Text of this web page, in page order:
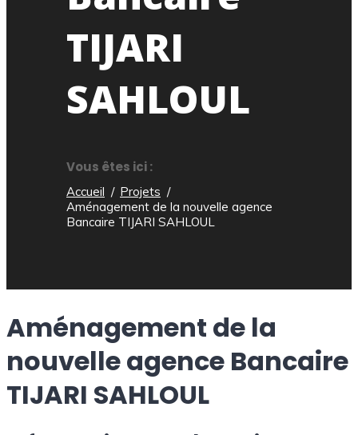
TIJARI
SAHLOUL
Vous êtes ici :
Accueil
Projets
Aménagement de la nouvelle agence
Bancaire TIJARI SAHLOUL
Aménagement de la
nouvelle agence Bancaire
TIJARI SAHLOUL